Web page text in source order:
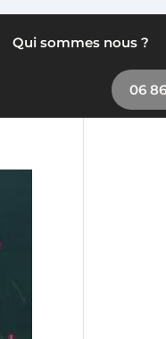
Qui sommes nous ?
06